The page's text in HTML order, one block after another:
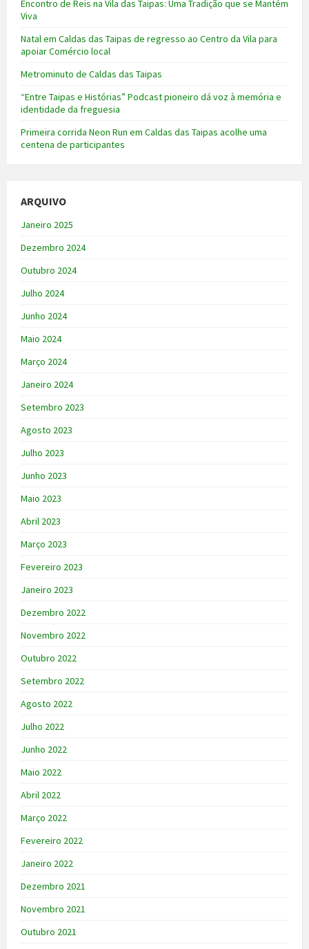
Encontro de Reis na Vila das Taipas: Uma Tradição que se Mantém
Viva
Natal em Caldas das Taipas de regresso ao Centro da Vila para
apoiar Comércio local
Metrominuto de Caldas das Taipas
“Entre Taipas e Histórias” Podcast pioneiro dá voz à memória e
identidade da freguesia
Primeira corrida Neon Run em Caldas das Taipas acolhe uma
centena de participantes
ARQUIVO
Janeiro 2025
Dezembro 2024
Outubro 2024
Julho 2024
Junho 2024
Maio 2024
Março 2024
Janeiro 2024
Setembro 2023
Agosto 2023
Julho 2023
Junho 2023
Maio 2023
Abril 2023
Março 2023
Fevereiro 2023
Janeiro 2023
Dezembro 2022
Novembro 2022
Outubro 2022
Setembro 2022
Agosto 2022
Julho 2022
Junho 2022
Maio 2022
Abril 2022
Março 2022
Fevereiro 2022
Janeiro 2022
Dezembro 2021
Novembro 2021
Outubro 2021